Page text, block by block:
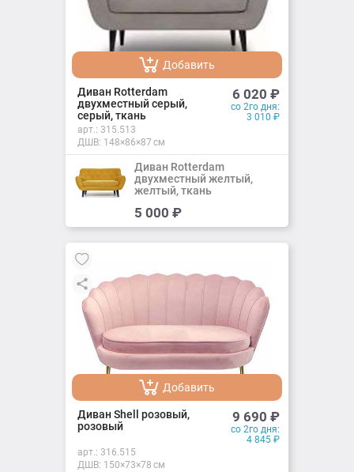
Добавить
Добавлено
Диван Rotterdam
двухместный серый,
серый, ткань
6 020 ₽
со 2го дня:
3 010 ₽
арт.: 315.513
ДШВ: 148×86×87 см
Добавлено
Диван Rotterdam
двухместный желтый,
желтый, ткань
5 000 ₽
Добавить
Добавлено
Диван Shell розовый,
розовый
9 690 ₽
со 2го дня:
4 845 ₽
арт.: 316.515
ДШВ: 150×73×78 см